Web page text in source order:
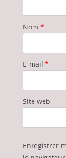
Nom *
E-mail *
Site web
Enregistrer